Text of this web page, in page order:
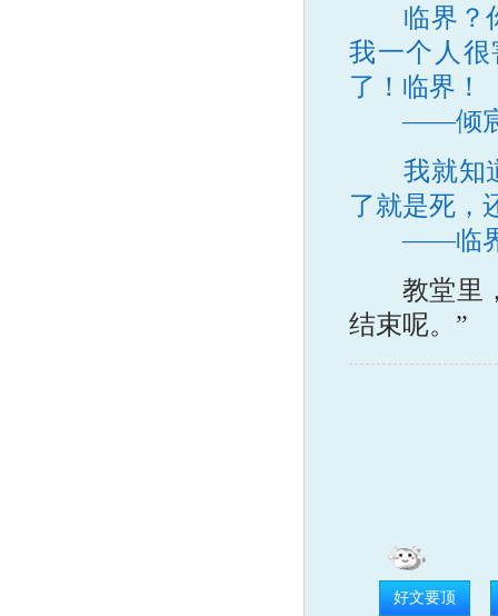
临界？
我一个人
了！临界！
——倾
我就知道
了就是死，
——临
教堂里，
结束呢。”
好文要顶